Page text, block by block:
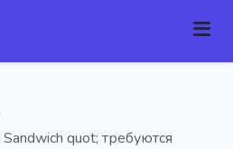
quot; требуются